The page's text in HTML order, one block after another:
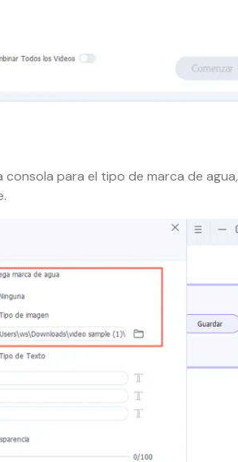
consola para el tipo de marca de agua,